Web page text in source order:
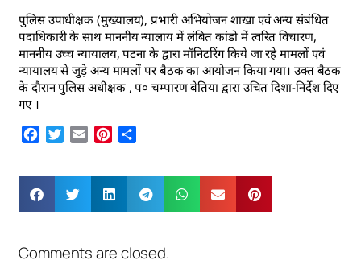
पुलिस उपाधीक्षक (मुख्यालय), प्रभारी अभियोजन शाखा एवं अन्य संबंधित
पदाधिकारी के साथ माननीय न्यालाय में लंबित कांडो में त्वरित विचारण,
माननीय उच्च न्यायालय, पटना के द्वारा मॉनिटरिंग किये जा रहे मामलों एवं
न्यायालय से जुड़े अन्य मामलों पर बैठक का आयोजन किया गया। उक्त बैठक
के दौरान पुलिस अधीक्षक , प० चम्पारण बेतिया द्वारा उचित दिशा-निर्देश दिए
गए ।
Facebook
Twitter
Email Pinterest
Comments are closed.